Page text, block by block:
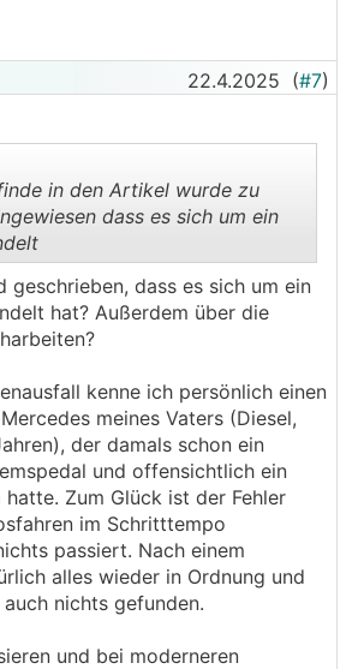
22.4.2025 (#7)
..
in den Artikel wurde zu
dass es sich um ein
geschrieben, dass es sich um ein
hat? Außerdem über die
kenne ich persönlich einen
meines Vaters (Diesel,
der damals schon ein
und offensichtlich ein
Zum Glück ist der Fehler
im Schritttempo
passiert. Nach einem
alles wieder in Ordnung und
nichts gefunden.
und bei moderneren